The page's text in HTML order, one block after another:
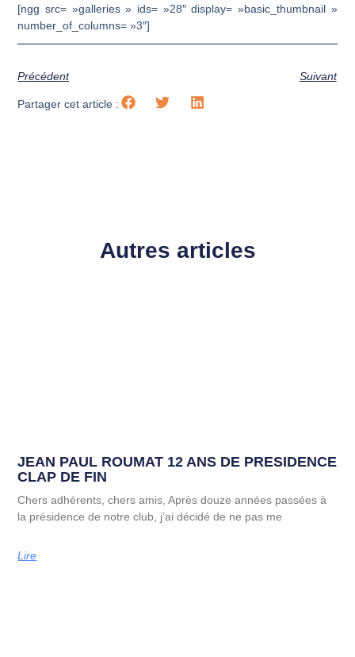
[ngg src= »galleries » ids= »28″ display= »basic_thumbnail »
number_of_columns= »3″]
Précédent Suivant
Partager cet article :
Autres articles
JEAN PAUL ROUMAT 12 ANS DE PRESIDENCE
CLAP DE FIN
Chers adhérents, chers amis, Après douze années passées à
la présidence de notre club, j’ai décidé de ne pas me
Lire